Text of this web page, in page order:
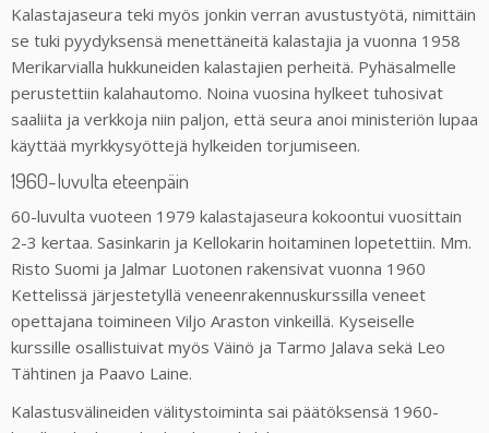
Kalastajaseura teki myös jonkin verran avustustyötä, nimittäin
se tuki pyydyksensä menettäneitä kalastajia ja vuonna 1958
Merikarvialla hukkuneiden kalastajien perheitä. Pyhäsalmelle
perustettiin kalahautomo. Noina vuosina hylkeet tuhosivat
saaliita ja verkkoja niin paljon, että seura anoi ministeriön lupaa
käyttää myrkkysyöttejä hylkeiden torjumiseen.
1960-luvulta eteenpäin
60-luvulta vuoteen 1979 kalastajaseura kokoontui vuosittain
2-3 kertaa. Sasinkarin ja Kellokarin hoitaminen lopetettiin. Mm.
Risto Suomi ja Jalmar Luotonen rakensivat vuonna 1960
Kettelissä järjestetyllä veneenrakennuskurssilla veneet
opettajana toimineen Viljo Araston vinkeillä. Kyseiselle
kurssille osallistuivat myös Väinö ja Tarmo Jalava sekä Leo
Tähtinen ja Paavo Laine.
Kalastusvälineiden välitystoiminta sai päätöksensä 1960-